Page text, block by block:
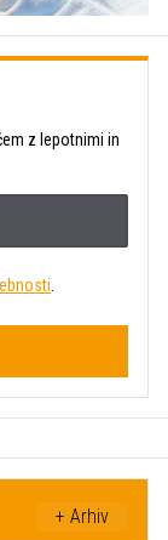
z lepotnimi in
.
+ Arhiv